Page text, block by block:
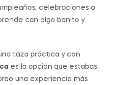
celebraciones o
con algo bonito y
taza práctica y con
es la opción que estabas
una experiencia más